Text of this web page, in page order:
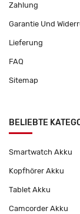
Zahlung
Garantie Und
Lieferung
FAQ
Sitemap
BELIEBTE
Smartwatch Akku
Kopfhörer Akku
Tablet Akku
Camcorder Akku